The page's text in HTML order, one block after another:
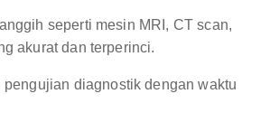
seperti mesin MRI, CT scan,
akurat dan terperinci.
diagnostik dengan waktu